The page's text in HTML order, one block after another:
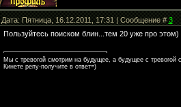
Дата: Пятница, 16.12.2011, 17:31 | Сообщение #3
Пользуйтесь поиском блин...тем 20 уже про этом)
Мы с тревогой смотрим на будущее, а будущее с тревогой
Кинете репу-получите в ответ=)